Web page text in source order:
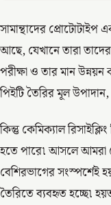
সামান্থাদের প্রোটোটাইপ
আছে, যেখানে তারা তাদের
পরীক্ষা ও তার মান
পিইটি তৈরির মূল
কিন্তু কেমিক্যাল
হতে পারে৷ আসলে আমরা
বেশিরভাগের
তৈরিতে ব্যবহৃত হচ্ছে৷